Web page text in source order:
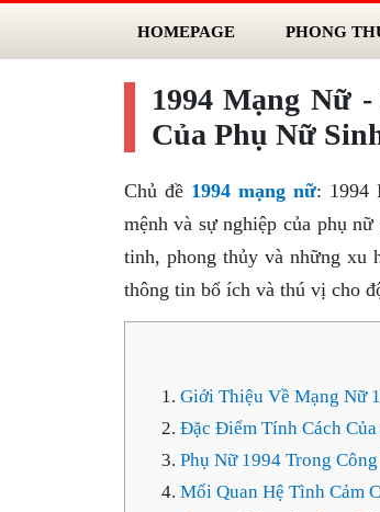
HOMEPAGE PHONG
1994 Mạng Nữ
Của Phụ Nữ
Chủ đề 1994 mạng nữ: 1994
mệnh và sự nghiệp của phụ
tinh, phong thủy và những xu
thông tin bổ ích và thú vị cho
Giới Thiệu Về Mạng Nữ
Đặc Điểm Tính Cách
Phụ Nữ 1994 Trong
Mối Quan Hệ Tình Cảm